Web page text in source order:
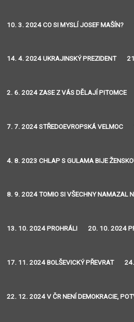
10. 3. 2024 CO SI MYSLÍ JOSEF MAŠÍN?
14. 4. 2024 UKRAJINSKÝ PREZIDENT
2. 6. 2024 ZASE Z VÁS DĚLAJÍ PITOMCE
7. 7. 2024 STŘEDOEVROPSKÁ VELMOC
4. 8. 2023 CHLAP S GULAMA BIJE
8. 9. 2024 TOMIO SI VŠECHNY NAMAZAL
13. 10. 2024 PROHRÁLI 20. 10. 2024
17. 11. 2024 BOLŠEVICKÝ PŘEVRAT
22. 12. 2024 V ČR NENÍ DEMOKRACIE,